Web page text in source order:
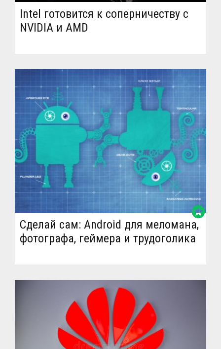
Intel готовится к соперничеству с
NVIDIA и AMD
Сделай сам: Android для меломана,
фотографа, геймера и трудоголика
stars